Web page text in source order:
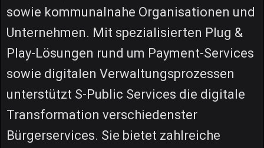
sowie kommunalnahe Organisationen und
Unternehmen. Mit spezialisierten Plug &
Play-Lösungen rund um Payment-Services
sowie digitalen Verwaltungsprozessen
unterstützt S-Public Services die digitale
Transformation verschiedenster
Bürgerservices. Sie bietet zahlreiche